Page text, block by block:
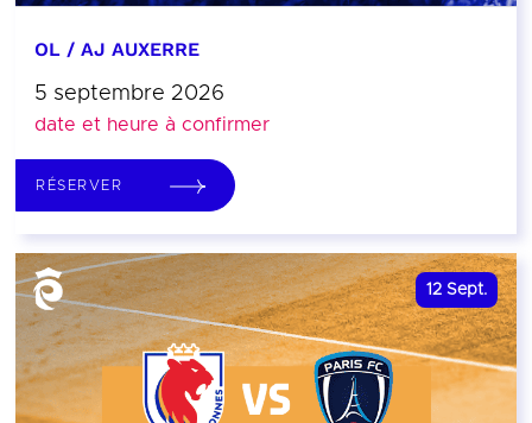
OL / AJ AUXERRE
5 septembre 2026
date et heure à confirmer
RÉSERVER
12 Sept.